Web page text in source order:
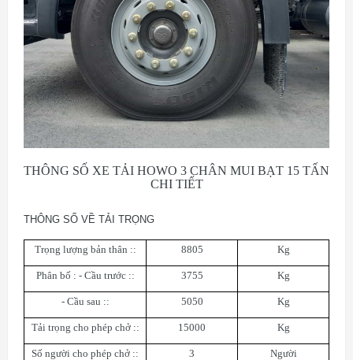
THÔNG SỐ XE TẢI HOWO 3 CHÂN MUI BẠT 15 TẤN
CHI TIẾT
THÔNG SỐ VỀ TẢI TRỌNG
Trọng lượng bản thân :: 8805 Kg
Phân bố : - Cầu trước :: 3755 Kg
- Cầu sau :: 5050 Kg
Tải trọng cho phép chở :: 15000 Kg
Số người cho phép chở :: 3 Người